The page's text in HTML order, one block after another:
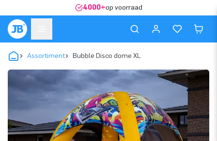
4000+op voorraad
Assortiment Bubble Disco dome XL